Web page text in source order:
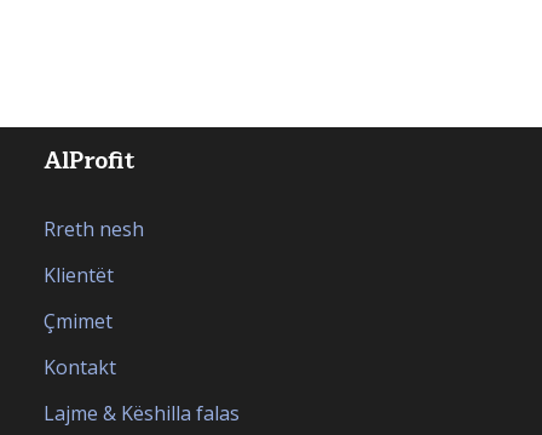
AlProfit
Rreth nesh
Klientët
Çmimet
Kontakt
Lajme & Këshilla falas